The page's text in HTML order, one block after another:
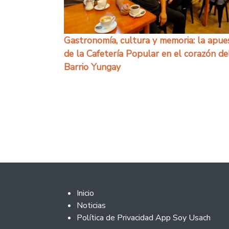
Gastronomía, cultura y memoria: la
de la Cafetería Popular en el corazón
Barrio Yungay
Footer 2
Inicio
Noticias
Política de Privacidad App Soy Usach